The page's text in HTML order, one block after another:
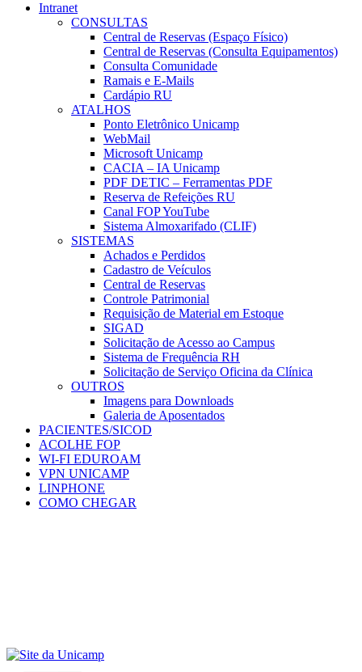
Intranet
CONSULTAS
Central de Reservas (Espaço Físico)
Central de Reservas (Consulta Equipamentos)
Consulta Comunidade
Ramais e E-Mails
Cardápio RU
ATALHOS
Ponto Eletrônico Unicamp
WebMail
Microsoft Unicamp
CACIA – IA Unicamp
PDF DETIC – Ferramentas PDF
Reserva de Refeições RU
Canal FOP YouTube
Sistema Almoxarifado (CLIF)
SISTEMAS
Achados e Perdidos
Cadastro de Veículos
Central de Reservas
Controle Patrimonial
Requisição de Material em Estoque
SIGAD
Solicitação de Acesso ao Campus
Sistema de Frequência RH
Solicitação de Serviço Oficina da Clínica
OUTROS
Imagens para Downloads
Galeria de Aposentados
PACIENTES/SICOD
ACOLHE FOP
WI-FI EDUROAM
VPN UNICAMP
LINPHONE
COMO CHEGAR